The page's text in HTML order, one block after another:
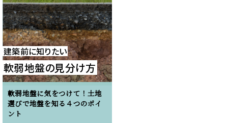
建築前に知りたい
軟弱地盤の見分け方
軟弱地盤に気をつけて！土地
選びで地盤を知る４つのポイ
ント